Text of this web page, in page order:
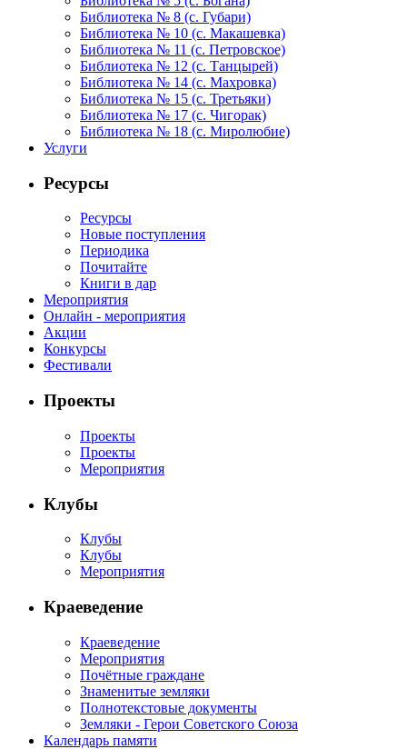
Библиотека № 8 (с. Губари)
Библиотека № 10 (с. Макашевка)
Библиотека № 11 (с. Петровское)
Библиотека № 12 (с. Танцырей)
Библиотека № 14 (с. Махровка)
Библиотека № 15 (с. Третьяки)
Библиотека № 17 (с. Чигорак)
Библиотека № 18 (с. Миролюбие)
Услуги
Ресурсы
Ресурсы
Новые поступления
Периодика
Почитайте
Книги в дар
Мероприятия
Онлайн - мероприятия
Акции
Конкурсы
Фестивали
Проекты
Проекты
Проекты
Мероприятия
Клубы
Клубы
Клубы
Мероприятия
Краеведение
Краеведение
Мероприятия
Почётные граждане
Знаменитые земляки
Полнотекстовые документы
Земляки - Герои Советского Союза
Календарь памяти